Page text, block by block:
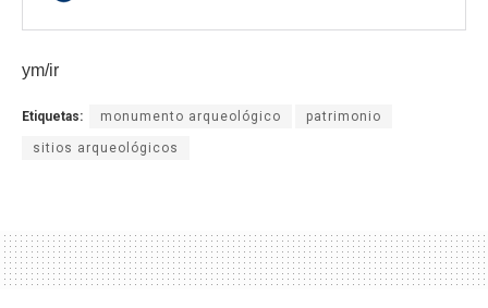
ym/ir
Etiquetas: monumento arqueológico patrimonio
sitios arqueológicos